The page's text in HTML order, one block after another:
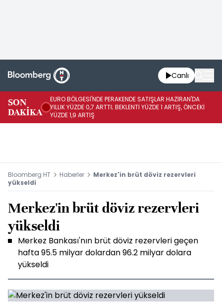
Canlı
SON
DAKİKA
EURO BÖLGESİ'NDE PERAKENDE SATIŞLAR HAZİRAN'DA
YILLIK YÜZDE 0,7 ARTTI; BEKLENTİ YÜZDE 1 ARTIŞ, ÖNCEKİ
YÜZDE 1,9 ARTIŞ
Bloomberg HT Haberler
Merkez'in brüt döviz rezervleri
yükseldi
Merkez'in brüt döviz rezervleri
yükseldi
Merkez Bankası'nın brüt döviz rezervleri geçen
hafta 95.5 milyar dolardan 96.2 milyar dolara
yükseldi